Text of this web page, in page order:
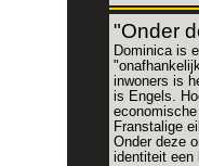
"Onder
Dominica is
inwoners is
is Engels.
Franstalige
Onder deze
identiteit een